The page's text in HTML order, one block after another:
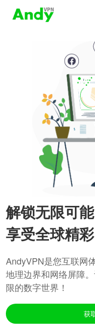
解锁无限可能
享受全球精彩
AndyVPN是您互联网
地理边界和网络屏障
限的数字世界！
获